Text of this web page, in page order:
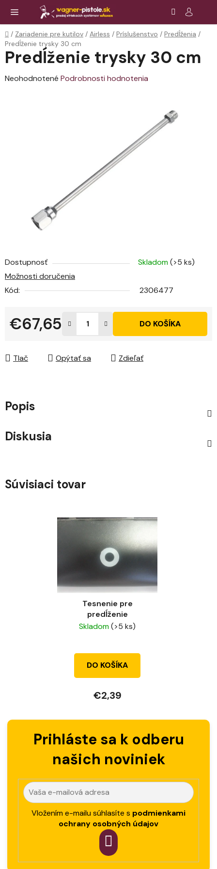
obsah
Domov
/ Zariadenie pre kutilov / Airless / Príslušenstvo / Predĺženia /
Predĺženie trysky 30 cm
Dostupnosť Skladom(>5 ks)
Možnosti doručenia
Kód:
2306477
€67,65 DO KOŠÍKA
Tlač Opýtať sa Zdieľať
Predĺženie trysky 30 cm
Priemerné
Neohodnotené Podrobnosti hodnotenia
Popis
Diskusia
Súvisiaci tovar
Tesnenie pre
predĺženie
Skladom(>5 ks)
DO KOŠÍKA
€2,39
Prihláste sa k odberu
našich noviniek
Vložením e-mailu súhlasíte s podmienkami
ochrany osobných údajov
PRIHLÁSIT